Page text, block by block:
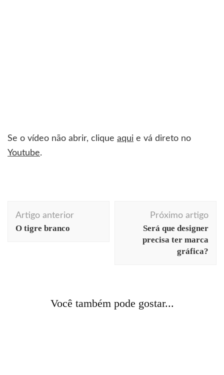
Se o vídeo não abrir, clique aqui e vá direto no
Youtube.
de
post
Artigo anterior
O tigre branco
Próximo artigo
Será que designer
precisa ter marca
gráfica?
Você também pode gostar...
A cidade fortificada de Nuremberg
consumo curiosidades